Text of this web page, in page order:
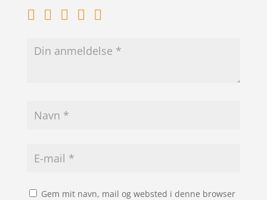
Gem mit navn, mail og websted i denne browser